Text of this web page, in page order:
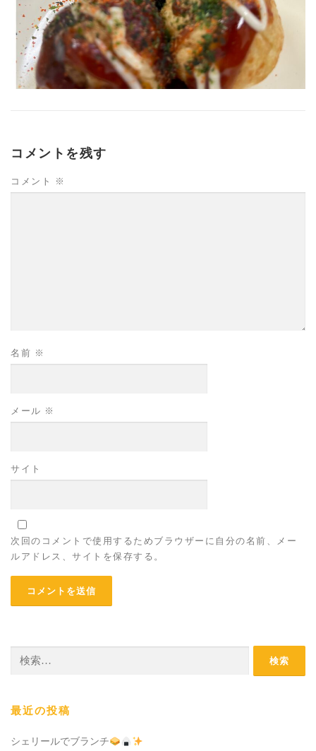
コメントを残す
コメント ※
名前 ※
メール ※
サイト
次回のコメントで使用するためブラウザーに自分の名前、メー
ルアドレス、サイトを保存する。
最近の投稿
シェリールでブランチ